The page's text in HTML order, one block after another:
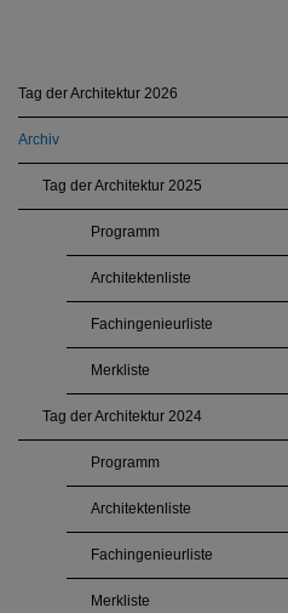
Tag der Architektur 2026
Archiv
Tag der Architektur 2025
Programm
Architektenliste
Fachingenieurliste
Merkliste
Tag der Architektur 2024
Programm
Architektenliste
Fachingenieurliste
Merkliste